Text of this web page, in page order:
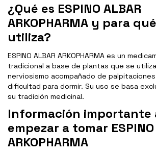
¿Qué es ESPINO ALBAR
ARKOPHARMA y para
utiliza?
ESPINO ALBAR ARKOPHARMA es un
tradicional a base de plantas que se
nerviosismo acompañado de
dificultad para dormir. Su uso se basa
su tradición medicinal.
Información importante
empezar a tomar ESPINO
ARKOPHARMA